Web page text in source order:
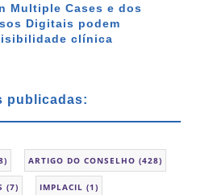
Multiple Cases e dos
Digitais podem
clínica
publicadas:
ARTIGO DO CONSELHO (428)
(7) IMPLACIL (1)